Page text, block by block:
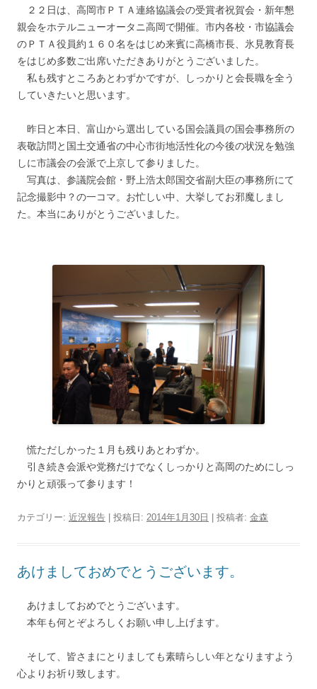
２２日は、高岡市ＰＴＡ連絡協議会の受賞者祝賀会・新年懇
親会をホテルニューオータニ高岡で開催。市内各校・市協議会
のＰＴＡ役員約１６０名をはじめ来賓に高橋市長、氷見教育長
をはじめ多数ご出席いただきありがとうございました。
私も残すところあとわずかですが、しっかりと会長職を全う
していきたいと思います。
昨日と本日、富山から選出している国会議員の国会事務所の
表敬訪問と国土交通省の中心市街地活性化の今後の状況を勉強
しに市議会の会派で上京して参りました。
写真は、参議院会館・野上浩太郎国交省副大臣の事務所にて
記念撮影中？の一コマ。お忙しい中、大挙してお邪魔しまし
た。本当にありがとうございました。
慌ただしかった１月も残りあとわずか。
引き続き会派や党務だけでなくしっかりと高岡のためにしっ
かりと頑張って参ります！
カテゴリー: 近況報告 | 投稿日: 2014年1月30日 | 投稿者: 金森
あけましておめでとうございます。
あけましておめでとうございます。
本年も何とぞよろしくお願い申し上げます。
そして、皆さまにとりましても素晴らしい年となりますよう
心よりお祈り致します。